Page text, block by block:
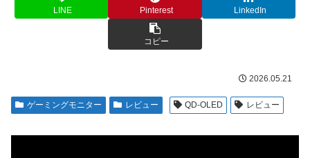
LINE Pinterest LinkedIn
コピー
2026.05.21
ゲーミングモニター レビュー QD-OLED レビュー